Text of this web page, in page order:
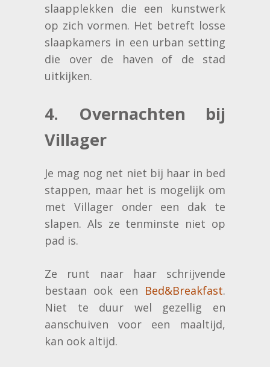
slaapplekken die een kunstwerk
op zich vormen. Het betreft losse
slaapkamers in een urban setting
die over de haven of de stad
uitkijken.
4. Overnachten bij
Villager
Je mag nog net niet bij haar in bed
stappen, maar het is mogelijk om
met Villager onder een dak te
slapen. Als ze tenminste niet op
pad is.
Ze runt naar haar schrijvende
bestaan ook een Bed&Breakfast.
Niet te duur wel gezellig en
aanschuiven voor een maaltijd,
kan ook altijd.